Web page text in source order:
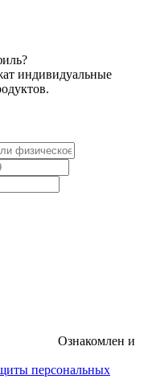
индивидуальные
Ознакомлен и
персональных